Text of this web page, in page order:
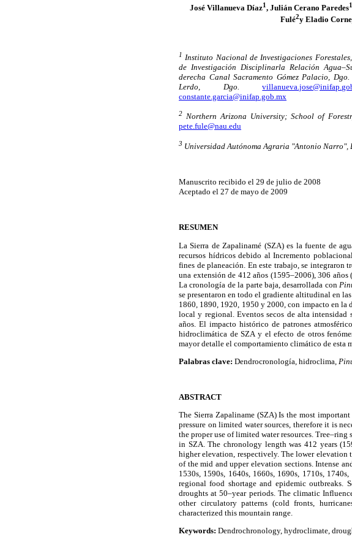
José Villanueva Díaz1, Julián Cerano Paredes1
Fulé2y Eladio
1 Instituto Nacional de Investigaciones
de Investigación Disciplinarla Relación
derecha Canal Sacramento Gómez Palacio,
Lerdo, Dgo.
constante.garcia@inifap.gob.mx
2 Northern Arizona University; School of
pete.fule@nau.edu
3 Universidad Autónoma Agraria "Antonio Narro",
Manuscrito recibido el 29 de julio de 2008
Aceptado el 27 de mayo de 2009
RESUMEN
La Sierra de Zapalinamé (SZA) es la fuente de
recursos hídricos debido al Incremento
fines de planeación. En este trabajo, se integraron
una extensión de 412 años (1595–2006), 306
La cronología de la parte baja, desarrollada con
se presentaron en todo el gradiente altitudinal en
1860, 1890, 1920, 1950 y 2000, con impacto en la
local y regional. Eventos secos de alta intensidad
años. El impacto histórico de patrones
hidroclimática de SZA y el efecto de otros
mayor detalle el comportamiento climático de esta
Palabras clave: Dendrocronología, hidroclima,
ABSTRACT
The Sierra Zapaliname (SZA) Is the most
pressure on limited water sources, therefore it is
the proper use of limited water resources.
in SZA. The chronology length was 412 years
higher elevation, respectively. The lower
of the mid and upper elevation sections. Intense
1530s, 1590s, 1640s, 1660s, 1690s, 1710s,
regional food shortage and epidemic outbreaks.
droughts at 50–year periods. The climatic
other circulatory patterns (cold fronts,
characterized this mountain range.
Keywords: Dendrochronology, hydroclimate,